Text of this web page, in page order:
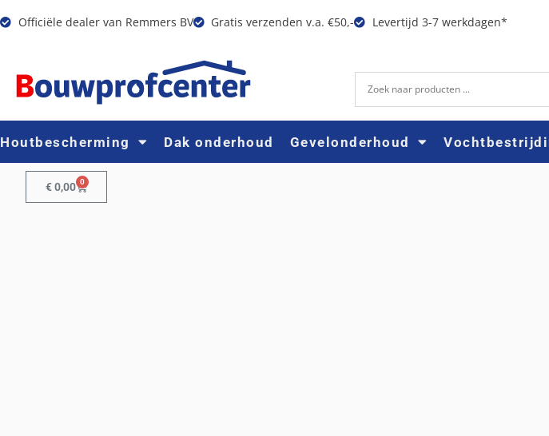
Officiële dealer van Remmers BV Gratis verzenden v.a. €50,- Levertijd 3-7 werkdagen*
Houtbescherming Dak onderhoud Gevelonderhoud
€0,00 0